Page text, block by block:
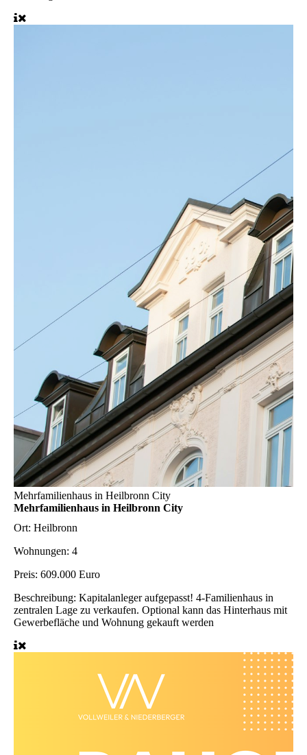
Mehrfamilienhaus in Heilbronn City
Mehrfamilienhaus in Heilbronn City
Ort: Heilbronn
Wohnungen: 4
Preis: 609.000 Euro
Beschreibung: Kapitalanleger aufgepasst! 4-Familienhaus in
zentralen Lage zu verkaufen. Optional kann das Hinterhaus mit
Gewerbefläche und Wohnung gekauft werden